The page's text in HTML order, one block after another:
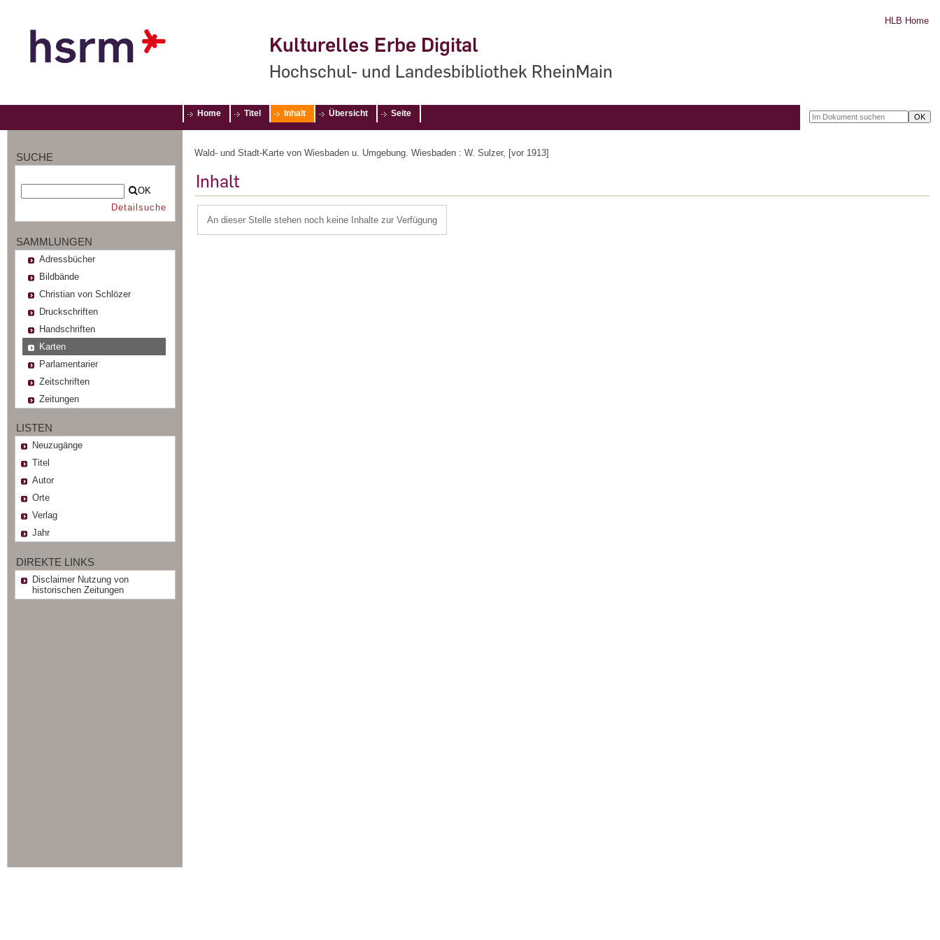
Kulturelles Erbe Digital
Hochschul- und Landesbibliothek RheinMain
HLB Home
Home Titel Inhalt Übersicht Seite
SUCHE
OK
Detailsuche
SAMMLUNGEN
Adressbücher
Bildbände
Christian von Schlözer
Druckschriften
Handschriften
Karten
Parlamentarier
Zeitschriften
Zeitungen
LISTEN
Neuzugänge
Titel
Autor
Orte
Verlag
Jahr
DIREKTE LINKS
Disclaimer Nutzung von
historischen Zeitungen
Wald- und Stadt-Karte von Wiesbaden u. Umgebung. Wiesbaden : W. Sulzer, [vor 1913]
Inhalt
An dieser Stelle stehen noch keine Inhalte zur Verfügung